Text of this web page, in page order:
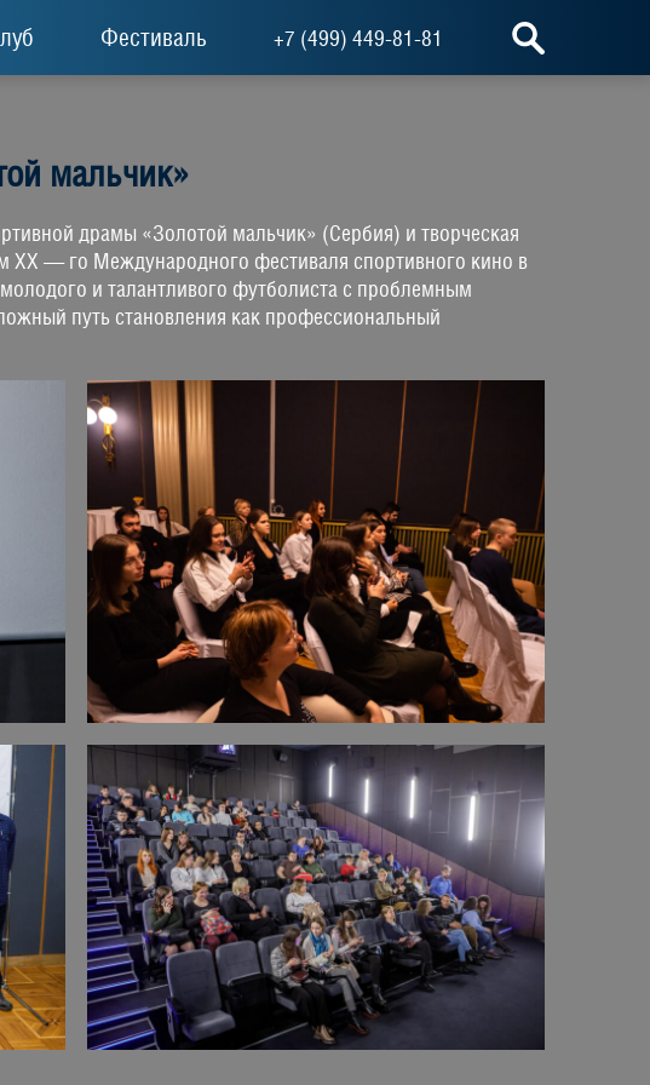
Фестиваль +7 (499) 449-81-81
мальчик»
драмы «Золотой мальчик» (Сербия) и творческая
— го Международного фестиваля спортивного кино в
и талантливого футболиста с проблемным
путь становления как профессиональный